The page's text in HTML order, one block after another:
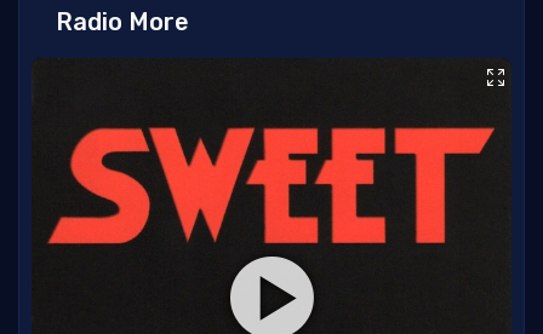
Radio More